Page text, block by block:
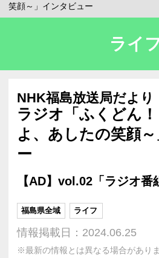
笑顔～」インタビュー
ライ
NHK福島放送局だより
ラジオ「ふくどん
よ、あしたの笑顔
ー
【AD】vol.02「ラジオ番
福島県全域 ライフ
情報掲載日：2024.06.25
※最新の情報とは異なる場合があり